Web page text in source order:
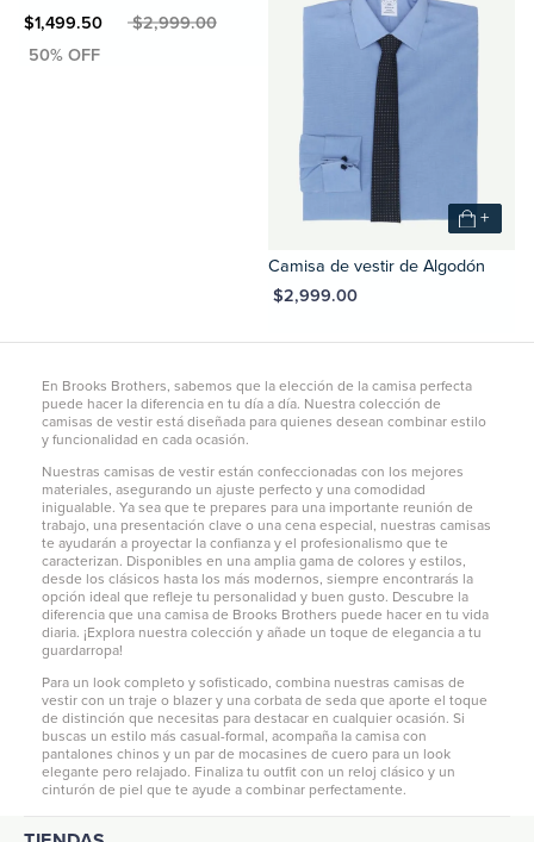
$1,499.50MXN $2,999.00
+
Camisa de vestir de Algodón
MXN $2,999.00
En Brooks Brothers, sabemos que la elección de la camisa perfecta
puede hacer la diferencia en tu día a día. Nuestra colección de
camisas de vestir está diseñada para quienes desean combinar estilo
y funcionalidad en cada ocasión.
Nuestras camisas de vestir están confeccionadas con los mejores
materiales, asegurando un ajuste perfecto y una comodidad
inigualable. Ya sea que te prepares para una importante reunión de
trabajo, una presentación clave o una cena especial, nuestras camisas
te ayudarán a proyectar la confianza y el profesionalismo que te
caracterizan. Disponibles en una amplia gama de colores y estilos,
desde los clásicos hasta los más modernos, siempre encontrarás la
opción ideal que refleje tu personalidad y buen gusto. Descubre la
diferencia que una camisa de Brooks Brothers puede hacer en tu vida
diaria. ¡Explora nuestra colección y añade un toque de elegancia a tu
guardarropa!
Para un look completo y sofisticado, combina nuestras camisas de
vestir con un traje o blazer y una corbata de seda que aporte el toque
de distinción que necesitas para destacar en cualquier ocasión. Si
buscas un estilo más casual-formal, acompaña la camisa con
pantalones chinos y un par de mocasines de cuero para un look
elegante pero relajado. Finaliza tu outfit con un reloj clásico y un
cinturón de piel que te ayude a combinar perfectamente.